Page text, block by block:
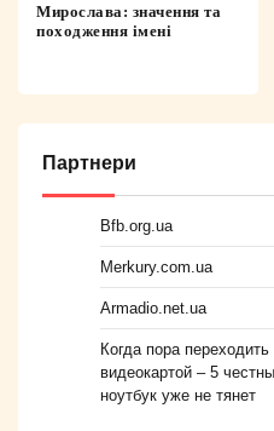
Мирослава: значення та
походження імені
Партнери
Bfb.org.ua
Merkury.com.ua
Armadio.net.ua
Когда пора
видеокартой – 5
ноутбук уже не тянет